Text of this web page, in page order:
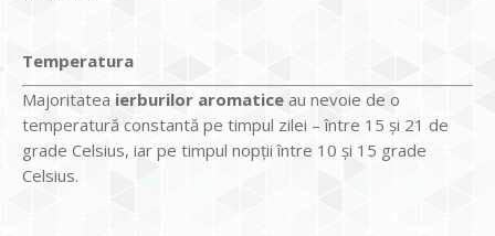
Temperatura
Majoritatea ierburilor aromatice au nevoie de o
temperatură constantă pe timpul zilei – între 15 şi 21 de
grade Celsius, iar pe timpul nopţii între 10 şi 15 grade
Celsius.